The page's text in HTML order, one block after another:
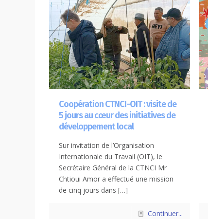
Coopération CTNCI-OIT : visite de
5 jours au cœur des initiatives de
développement local
Sur invitation de l’Organisation
Internationale du Travail (OIT), le
Secrétaire Général de la CTNCI Mr
Chtioui Amor a effectué une mission
de cinq jours dans […]
Continuer...